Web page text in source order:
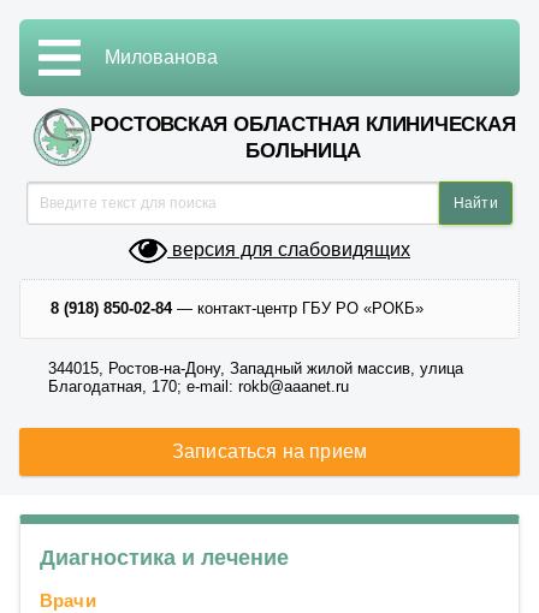
РОСТОВСКАЯ ОБЛАСТНАЯ КЛИНИЧЕСКАЯ
БОЛЬНИЦА
версия для слабовидящих
8 (918) 850-02-84— контакт-центр ГБУ РО «РОКБ»
344015, Ростов-на-Дону, Западный жилой массив, улица
Благодатная, 170; e-mail: rokb@aaanet.ru
Записаться на прием
Милованова
Диагностика и лечение
Врачи